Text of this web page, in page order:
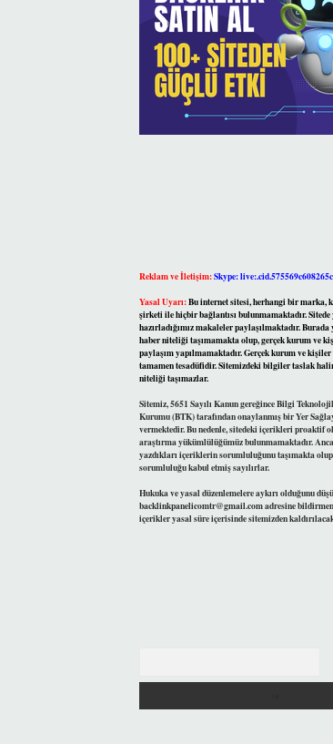
Reklam ve İletişim:Skype:
Yasal Uyarı:Bu internet sitesi, herhangi bir marka,
şirketi ile hiçbir bağlantısı bulunmamaktadır. Sitede
hazırladığımız makaleler paylaşılmaktadır.
haber niteliği taşımamakta olup, gerçek kurum ve
paylaşım yapılmamaktadır. Gerçek kurum ve
tamamen tesadüfidir. Sitemizdeki bilgiler taslak
niteliği taşımazlar.
Sitemiz, 5651 Sayılı Kanun gereğince Bilgi
Kurumu (BTK) tarafından onaylanmış bir Yer
vermektedir. Bu nedenle, sitedeki içerikleri proaktif
araştırma yükümlülüğümüz bulunmamaktadır.
yazdıkları içeriklerin sorumluluğunu taşımakta
sorumluluğu kabul etmiş sayılırlar.
Hukuka ve yasal düzenlemelere aykırı olduğunu
backlinkpanelicomtr@gmail.comadresine
içerikler yasal süre içerisinde sitemizden